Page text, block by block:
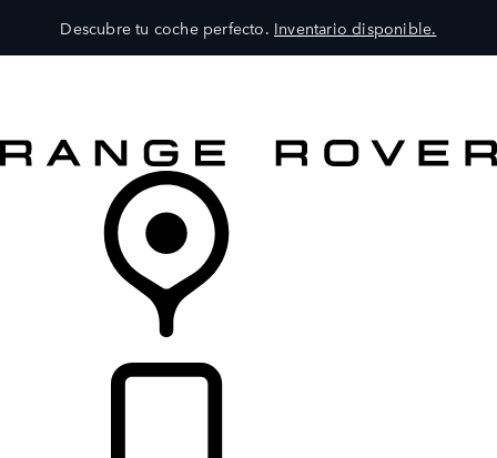
Descubre tu coche perfecto. Inventario disponible.